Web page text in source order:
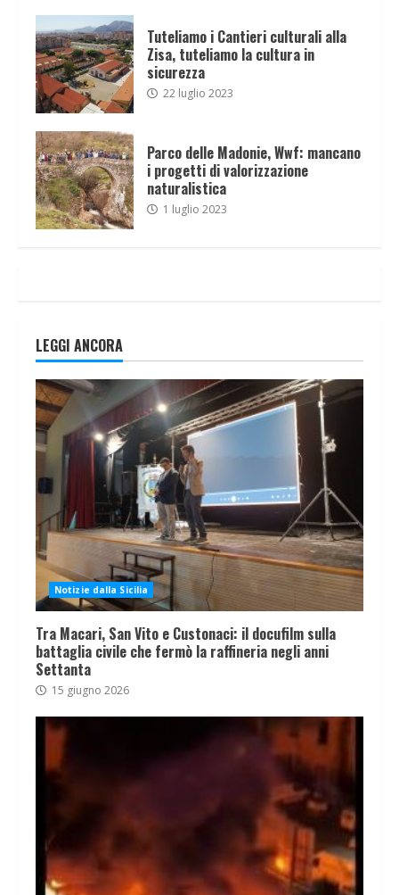
Tuteliamo i Cantieri culturali alla
Zisa, tuteliamo la cultura in
sicurezza
22 luglio 2023
Parco delle Madonie, Wwf: mancano
i progetti di valorizzazione
naturalistica
1 luglio 2023
LEGGI ANCORA
Notizie dalla Sicilia
Tra Macari, San Vito e Custonaci: il docufilm sulla
battaglia civile che fermò la raffineria negli anni
Settanta
15 giugno 2026